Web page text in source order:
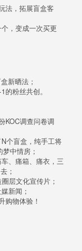
法，拓展盲盒客
，变成一次买更
新晒法；
粉丝共创。
KOC调查问卷调
个盲盒，纯手工将
中情房；
、痛箱、痛衣，三
；
层文化宣传片；
新闻；
购物体验！